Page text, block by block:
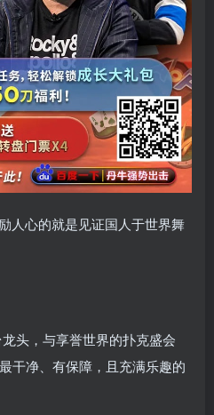
人心的就是见证国人于世界舞
头，与享誉世界的扑克盛会
干净、有保障，且充满乐趣的